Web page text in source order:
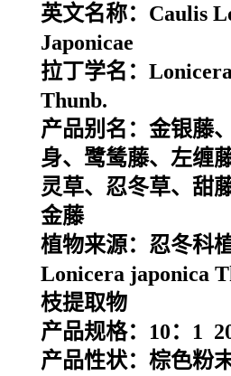
英文名称： Caulis
Japonicae
拉丁学名：
Thunb.
产品别名： 金银藤
身、鹭鸶藤、左缠
灵草、忍冬草、甜
金藤
植物来源： 忍冬科
Lonicera japonica
枝提取物
产品规格：10：1
产品性状：棕色粉